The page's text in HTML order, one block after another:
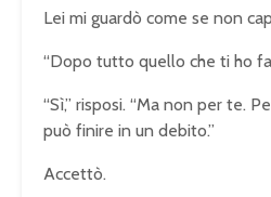
Lei mi guardò come se non
“Dopo tutto quello che ti ho
“Sì,” risposi. “Ma non per te.
può finire in un debito.”
Accettò.